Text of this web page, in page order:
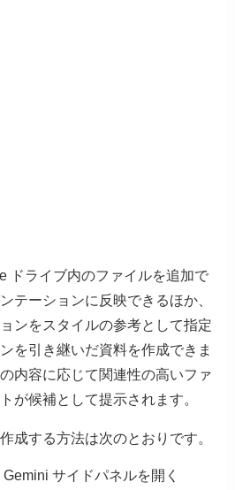
ドライブ内のファイルを追加で
テーションに反映できるほか、
ンをスタイルの参考として指定
を引き継いだ資料を作成できま
内容に応じて関連性の高いファ
が候補として提示されます。
成する方法は次のとおりです。
サイドパネルを開く